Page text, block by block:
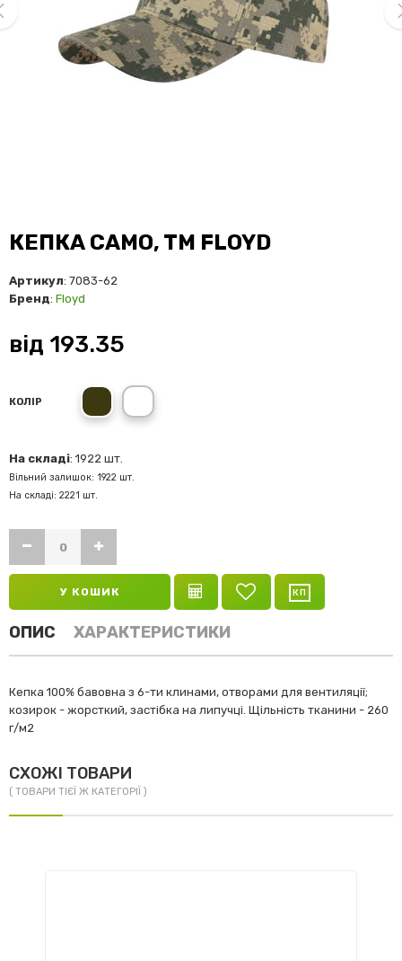
КЕПКА CAMO, TM FLOYD
Артикул: 7083-62
Бренд: Floyd
від 193.35
КОЛІР
камуфляжкамуфляж-піксель
На складі: 1922 шт.
Вільний залишок: 1922 шт.
На складі: 2221 шт.
У КОШИК
ОПИС ХАРАКТЕРИСТИКИ
Кепка 100% бавовна з 6-ти клинами, отворами для вентиляції;
козирок - жорсткий, застібка на липучці. Щільність тканини - 260
г/м2
СХОЖІ ТОВАРИ
( ТОВАРИ ТІЄЇ Ж КАТЕГОРІЇ )